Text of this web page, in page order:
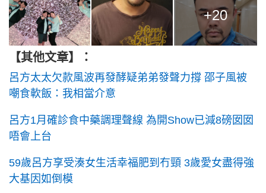
+20
【其他文章】：
呂方太太欠款風波再發酵疑弟弟發聲力撐 邵子風被
嘲食軟飯：我相當介意
呂方1月確診食中藥調理聲線 為開Show已減8磅囡囡
唔會上台
59歲呂方享受湊女生活幸福肥到冇頸 3歲愛女盡得強
大基因如倒模